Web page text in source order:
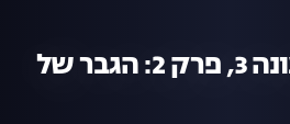
אהבה חדשה, עונה 3, פרק 2: הגבר של